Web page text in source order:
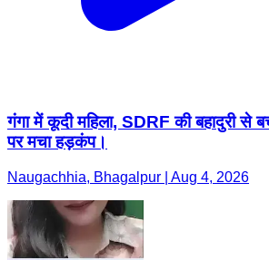
गंगा में कूदी महिला, SDRF की बहादुरी से
पर मचा हड़कंप।
Naugachhia, Bhagalpur | Aug 4, 2026